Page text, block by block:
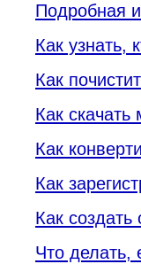
Подробная
Как узнать,
Как
Как скачать
Как
Как
Как создать
Что делать,